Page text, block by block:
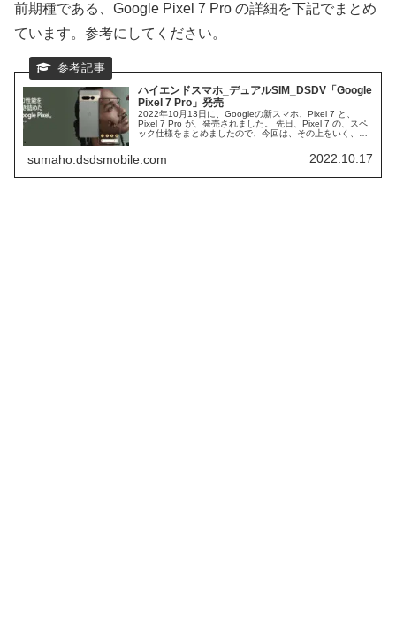
前期種である、Google Pixel 7 Pro の詳細を下記でまとめ
ています。参考にしてください。
ハイエンドスマホ_デュアルSIM_DSDV「Google
Pixel 7 Pro」発売
2022年10月13日に、Googleの新スマホ、Pixel 7 と、
Pixel 7 Pro が、発売されました。 先日、Pixel 7 の、スペ
ック仕様をまとめましたので、今回は、その上をいく、
ます。 Pixel 7 と比較して、性能アップしている部分を、
中心にまとめていきます。
sumaho.dsdsmobile.com 2022.10.17